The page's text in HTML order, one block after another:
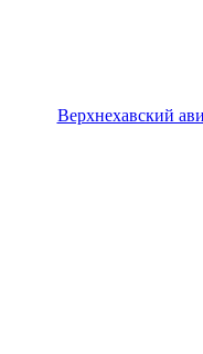
Верхнехавский